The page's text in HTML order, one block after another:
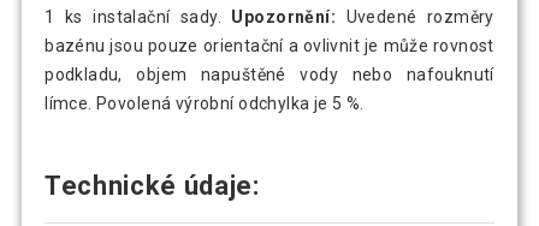
1 ks instalační sady. Upozornění: Uvedené rozměry
bazénu jsou pouze orientační a ovlivnit je může rovnost
podkladu, objem napuštěné vody nebo nafouknutí
límce. Povolená výrobní odchylka je 5 %.
Technické údaje: